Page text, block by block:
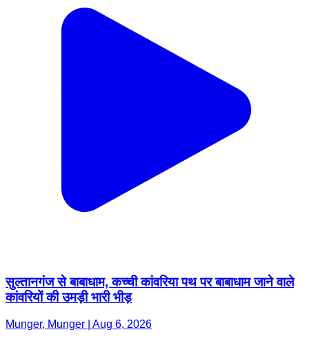
सुल्तानगंज से बाबाधाम, कच्ची कांवरिया पथ पर बाबाधाम जाने वाले
कांवरियों की उमड़ी भारी भीड़
Munger, Munger | Aug 6, 2026